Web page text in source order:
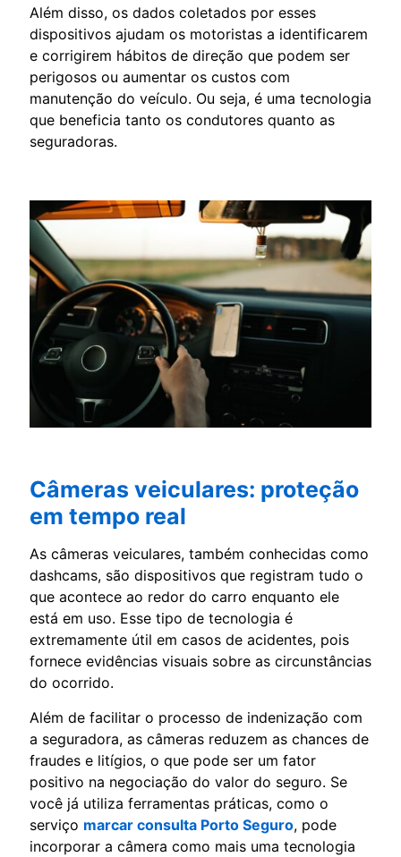
Além disso, os dados coletados por esses
dispositivos ajudam os motoristas a identificarem
e corrigirem hábitos de direção que podem ser
perigosos ou aumentar os custos com
manutenção do veículo. Ou seja, é uma tecnologia
que beneficia tanto os condutores quanto as
seguradoras.
Câmeras veiculares: proteção
em tempo real
As câmeras veiculares, também conhecidas como
dashcams, são dispositivos que registram tudo o
que acontece ao redor do carro enquanto ele
está em uso. Esse tipo de tecnologia é
extremamente útil em casos de acidentes, pois
fornece evidências visuais sobre as circunstâncias
do ocorrido.
Além de facilitar o processo de indenização com
a seguradora, as câmeras reduzem as chances de
fraudes e litígios, o que pode ser um fator
positivo na negociação do valor do seguro. Se
você já utiliza ferramentas práticas, como o
serviço marcar consulta Porto Seguro, pode
incorporar a câmera como mais uma tecnologia